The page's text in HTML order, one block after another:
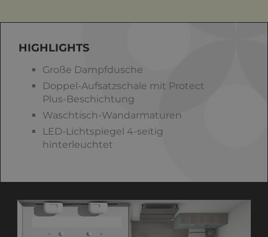
HIGHLIGHTS
Große Dampfdusche
Doppel-Aufsatzschale mit Protect
Plus-Beschichtung
Waschtisch-Wandarmaturen
LED-Lichtspiegel 4-seitig
hinterleuchtet